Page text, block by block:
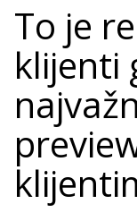
To je
klijenti